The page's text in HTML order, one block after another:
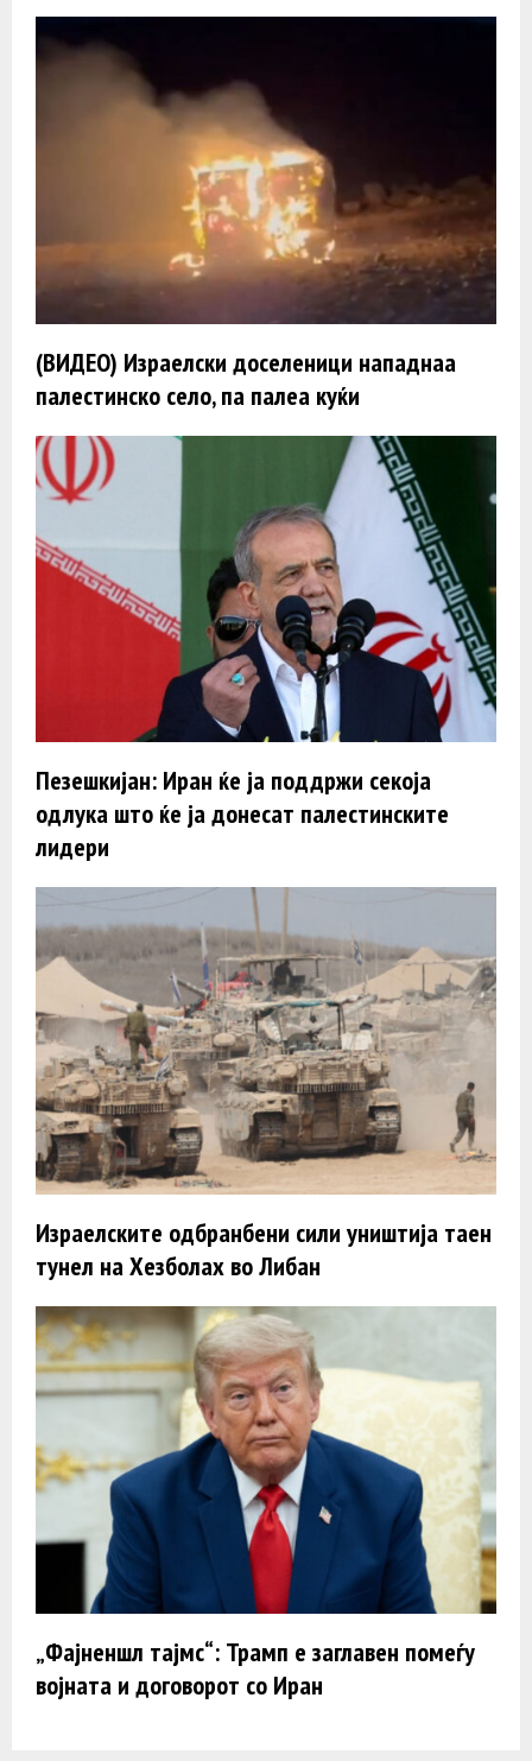
(ВИДЕО) Израелски доселеници нападнаа
палестинско село, па палеа куќи
Пезешкијан: Иран ќе ја поддржи секоја
одлука што ќе ја донесат палестинските
лидери
Израелските одбранбени сили уништија таен
тунел на Хезболах во Либан
„Фајненшл тајмс“: Трамп e заглавен помеѓу
војната и договорот со Иран